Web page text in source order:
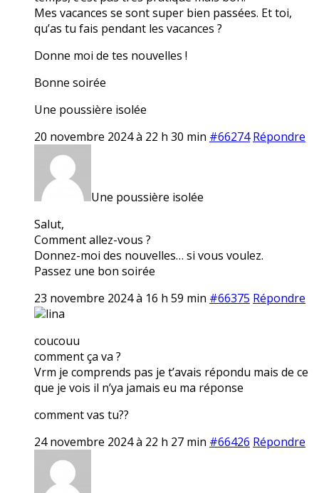
Mes vacances se sont super bien passées. Et toi,
qu’as tu fais pendant les vacances ?
Donne moi de tes nouvelles !
Bonne soirée
Une poussière isolée
20 novembre 2024 à 22 h 30 min #66274 Répondre
Une poussière isolée
Salut,
Comment allez-vous ?
Donnez-moi des nouvelles… si vous voulez.
Passez une bon soirée
23 novembre 2024 à 16 h 59 min #66375 Répondre
lina
coucouu
comment ça va ?
Vrm je comprends pas je t’avais répondu mais de ce
que je vois il n’ya jamais eu ma réponse
comment vas tu??
24 novembre 2024 à 22 h 27 min #66426 Répondre